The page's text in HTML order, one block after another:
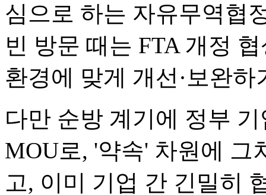
심으로 하는 자유무역협
빈 방문 때는 FTA 개정
환경에 맞게 개선·보완하
다만 순방 계기에 정부
MOU로, '약속' 차원에 그
고, 이미 기업 간 긴밀히